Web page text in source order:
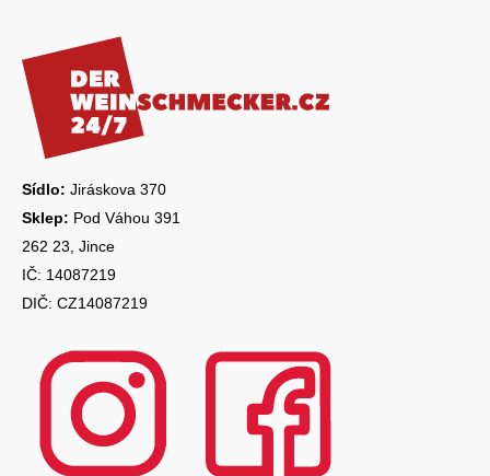
Sídlo: Jiráskova 370
Sklep: Pod Váhou 391
262 23, Jince
IČ: 14087219
DIČ: CZ14087219